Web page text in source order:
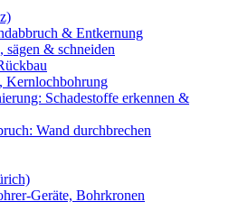
& Entkernung
sägen & schneiden
Kernlochbohrung
Schadestoffe erkennen &
Wand durchbrechen
Geräte, Bohrkronen